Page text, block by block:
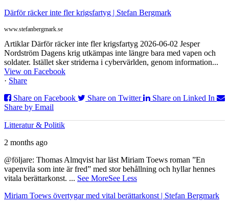
Därför räcker inte fler krigsfartyg | Stefan Bergmark
www.stefanbergmark.se
Artiklar Därför räcker inte fler krigsfartyg 2026-06-02 Jesper
Nordström Dagens krig utkämpas inte längre bara med vapen och
soldater. Istället sker striderna i cybervärlden, genom information...
View on Facebook
· Share
Share on Facebook
Share on Twitter
Share on Linked In
Share by Email
Litteratur & Politik
2 months ago
@följare: Thomas Almqvist har läst Miriam Toews roman ”En
vapenvila som inte är fred” med stor behållning och hyllar hennes
vitala berättarkonst. ... See MoreSee Less
Miriam Toews övertygar med vital berättarkonst | Stefan Bergmark